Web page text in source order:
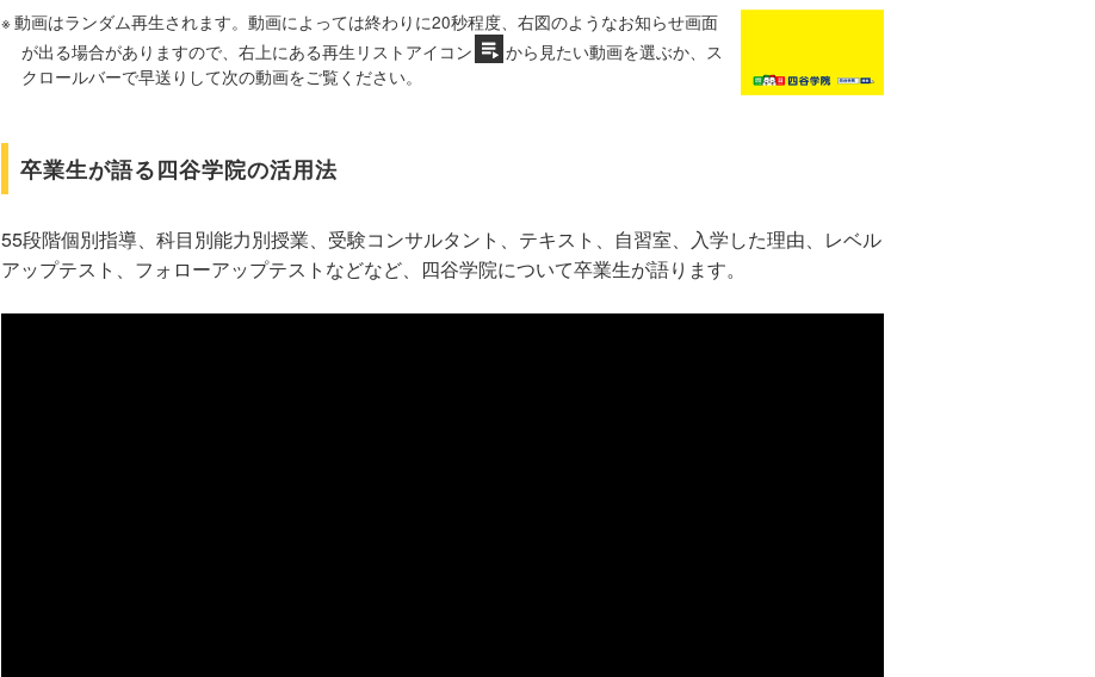
動画はランダム再生されます。動画によっては終わりに20秒程度、右図のようなお知らせ画面
が出る場合がありますので、右上にある再生リストアイコン
から見たい動画を選ぶか、ス
クロールバーで早送りして次の動画をご覧ください。
卒業生が語る四谷学院の活用法
55段階個別指導、科目別能力別授業、受験コンサルタント、テキスト、自習室、入学した理由、レベル
アップテスト、フォローアップテストなどなど、四谷学院について卒業生が語ります。